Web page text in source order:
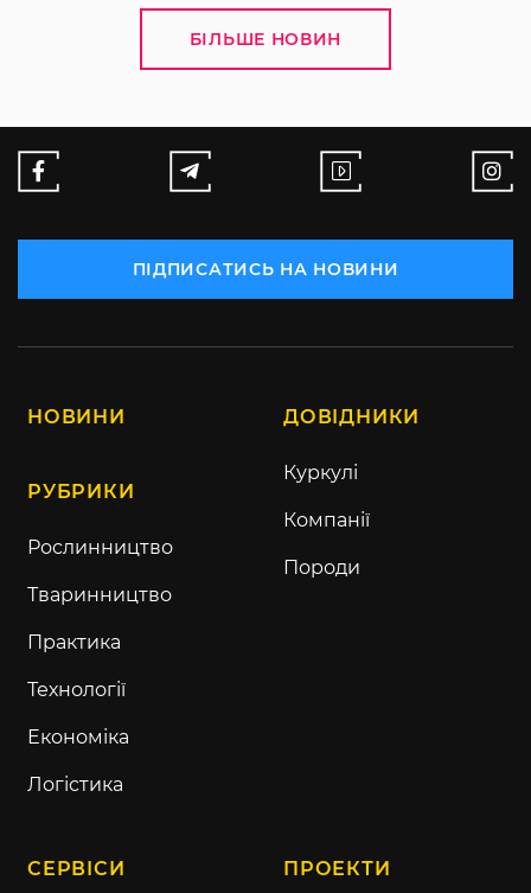
БІЛЬШЕ НОВИН
ПІДПИСАТИСЬ НА НОВИНИ
НОВИНИ
РУБРИКИ
Рослинництво
Тваринництво
Практика
Технології
Економіка
Логістика
ДОВІДНИКИ
Куркулі
Компанії
Породи
СЕРВІСИ ПРОЕКТИ